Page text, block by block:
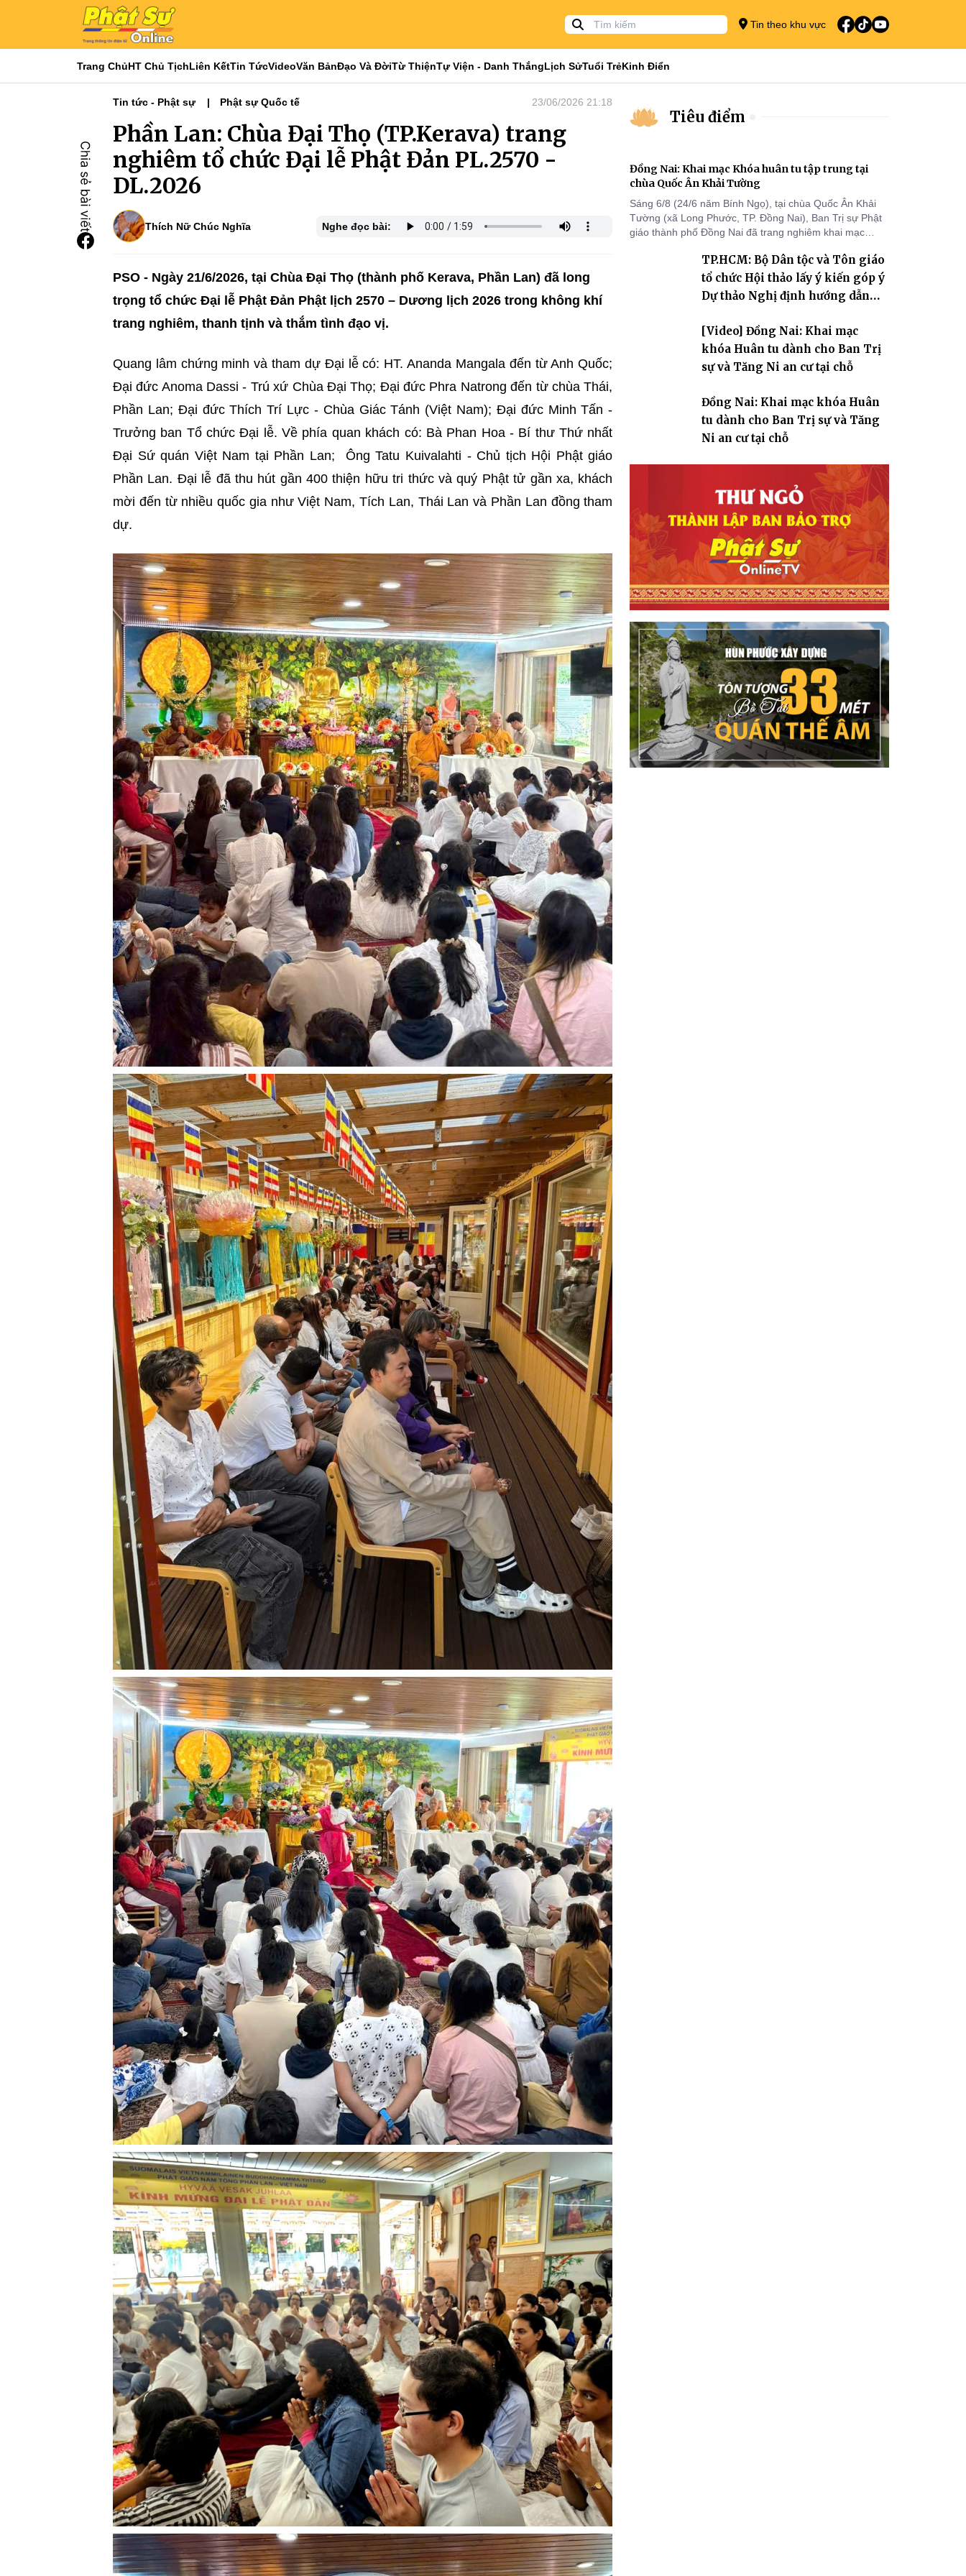
Tin theo khu vực
Trang ChủHT Chủ TịchLiên KếtTin TứcVideoVăn BảnĐạo Và ĐờiTừ ThiệnTự Viện - Danh ThắngLịch SửTuổi TrẻKinh Điển
Tin tức - Phật sự Phật sự Quốc tế 23/06/2026 21:18
Phần Lan: Chùa Đại Thọ (TP.Kerava) trang
nghiêm tổ chức Đại lễ Phật Đản PL.2570 -
DL.2026
Thích Nữ Chúc Nghĩa Nghe đọc bài:
PSO - Ngày 21/6/2026, tại Chùa Đại Thọ (thành phố Kerava, Phần Lan) đã long
trọng tổ chức Đại lễ Phật Đản Phật lịch 2570 – Dương lịch 2026 trong không khí
trang nghiêm, thanh tịnh và thắm tình đạo vị.
Quang lâm chứng minh và tham dự Đại lễ có: HT. Ananda Mangala đến từ Anh Quốc;
Đại đức Anoma Dassi - Trú xứ Chùa Đại Thọ; Đại đức Phra Natrong đến từ chùa Thái,
Phần Lan; Đại đức Thích Trí Lực - Chùa Giác Tánh (Việt Nam); Đại đức Minh Tấn -
Trưởng ban Tổ chức Đại lễ. Về phía quan khách có: Bà Phan Hoa - Bí thư Thứ nhất
Đại Sứ quán Việt Nam tại Phần Lan; Ông Tatu Kuivalahti - Chủ tịch Hội Phật giáo
Phần Lan. Đại lễ đã thu hút gần 400 thiện hữu tri thức và quý Phật tử gần xa, khách
mời đến từ nhiều quốc gia như Việt Nam, Tích Lan, Thái Lan và Phần Lan đồng tham
dự.
Tiêu điểm
Đồng Nai: Khai mạc Khóa huân tu tập trung tại
chùa Quốc Ân Khải Tường
Sáng 6/8 (24/6 năm Bính Ngọ), tại chùa Quốc Ân Khải
Tường (xã Long Phước, TP. Đồng Nai), Ban Trị sự Phật
giáo thành phố Đồng Nai đã trang nghiêm khai mạc
2570 dành cho chư Tăng hành giả an cư tại chỗ khu vực
VII, VIII và trường hạ chùa Quốc Ân Khải Tường.
TP.HCM: Bộ Dân tộc và Tôn giáo
tổ chức Hội thảo lấy ý kiến góp ý
Dự thảo Nghị định hướng dẫn
giáo
[Video] Đồng Nai: Khai mạc
khóa Huân tu dành cho Ban Trị
sự và Tăng Ni an cư tại chỗ
Đồng Nai: Khai mạc khóa Huân
tu dành cho Ban Trị sự và Tăng
Ni an cư tại chỗ